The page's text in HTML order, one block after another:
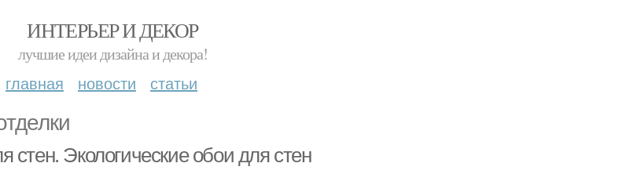
ИНТЕРЬЕР И ДЕКОР
лучшие идеи дизайна и декора!
главная новости статьи
стен. Экологические обои для стен